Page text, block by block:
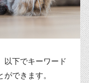
以下でキーワード
できます。